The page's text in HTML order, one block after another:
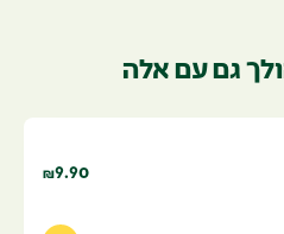
גם עם אלה
₪9.90